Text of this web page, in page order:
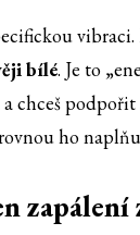
bílé. Je to
chceš
ho
zapálení